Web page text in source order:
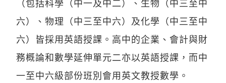
（包括科學（中一及中二）、生物（中三至中
六）、物理（中三至中六）及化學（中三至中
六）皆採用英語授課。高中的企業、會計與財
務概論和數學延伸單元二亦以英語授課，而中
一至中六級部份班別會用英文教授數學。